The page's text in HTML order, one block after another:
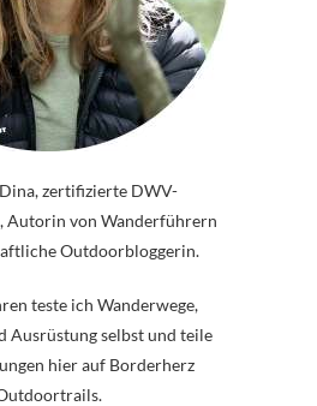
zertifizierte DWV-
Autorin von Wanderführern
Outdoorbloggerin.
teste ich Wanderwege,
Ausrüstung selbst und teile
hier auf Borderherz